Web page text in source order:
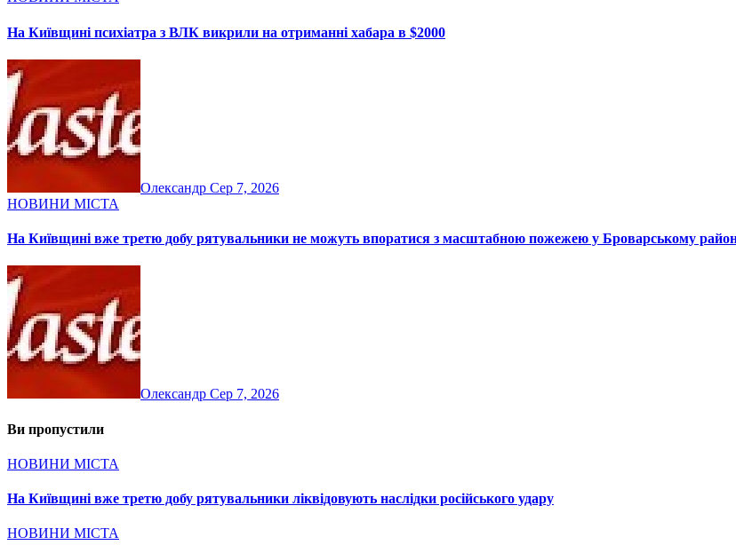
На Київщині психіатра з ВЛК викрили на отриманні хабара в $2000
Олександр Сер 7, 2026
НОВИНИ МІСТА
На Київщині вже третю добу рятувальники не можуть впоратися з масштабною пожежею у Броварському
Олександр Сер 7, 2026
Ви пропустили
НОВИНИ МІСТА
На Київщині вже третю добу рятувальники ліквідовують наслідки російського удару
НОВИНИ МІСТА